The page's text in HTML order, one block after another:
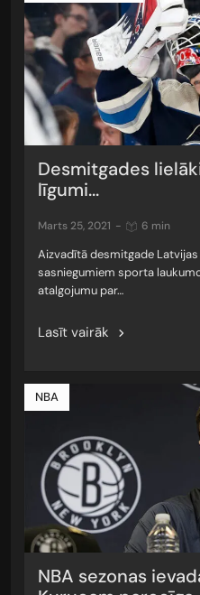
Desmitgades
līgumi...
marts 25, 2021 - 6 min
Aizvadītā desmitgade
sasniegumiem sporta
atalgojumu par…
Lasīt vairāk
NBA
NBA sezonas